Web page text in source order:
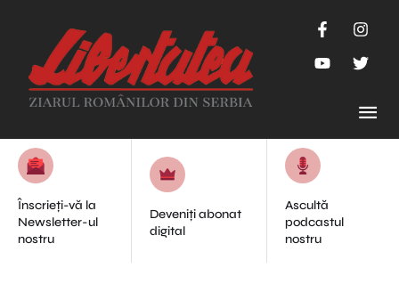
Înscrieți-vă la
Newsletter-ul
nostru
Deveniți abonat
digital
Ascultă
podcastul
nostru